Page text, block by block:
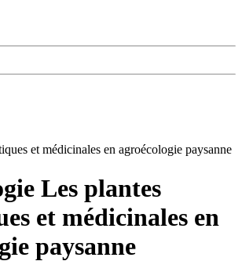
Les plantes
et médicinales en
paysanne